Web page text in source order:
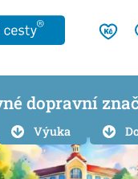
dopravní
Výuka